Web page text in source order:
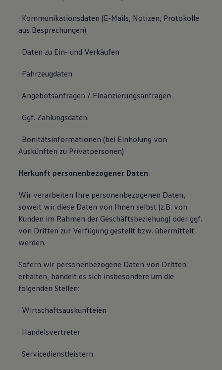
· Kommunikationsdaten (E-Mails, Notizen, Protokolle
aus Besprechungen)
· Daten zu Ein- und Verkäufen
· Fahrzeugdaten
· Angebotsanfragen / Finanzierungsanfragen
· Ggf. Zahlungsdaten
· Bonitätsinformationen (bei Einholung von
Auskünften zu Privatpersonen)
Herkunft personenbezogener Daten
Wir verarbeiten Ihre personenbezogenen Daten,
soweit wir diese Daten von Ihnen selbst (z.B. von
Kunden im Rahmen der Geschäftsbeziehung) oder ggf.
von Dritten zur Verfügung gestellt bzw. übermittelt
werden.
Sofern wir personenbezogene Daten von Dritten
erhalten, handelt es sich insbesondere um die
folgenden Stellen:
· Wirtschaftsauskunfteien
· Handelsvertreter
· Servicedienstleistern